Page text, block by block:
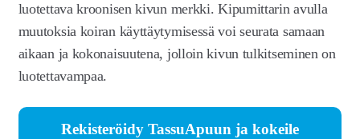
luotettava kroonisen kivun merkki. Kipumittarin avulla
muutoksia koiran käyttäytymisessä voi seurata samaan
aikaan ja kokonaisuutena, jolloin kivun tulkitseminen on
luotettavampaa.
Rekisteröidy TassuApuun ja kokeile